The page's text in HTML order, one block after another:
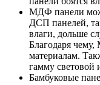
МДФ панели
ДСП панелей,
влаги, дольше
Благодаря
материалам.
гамму световой
Бамбуковые